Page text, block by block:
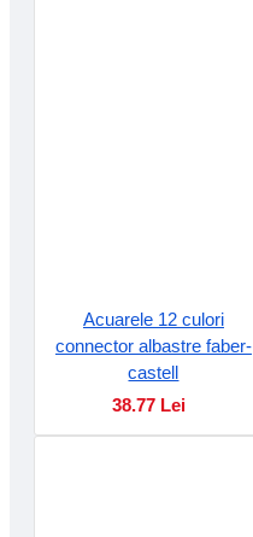
Acuarele 12 culori
connector albastre faber-
castell
38.77 Lei